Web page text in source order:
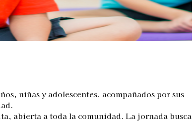
niñas y adolescentes, acompañados por sus
abierta a toda la comunidad. La jornada busca